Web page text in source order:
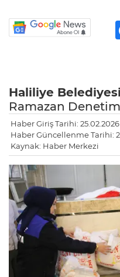
Haliliye
Ramazan
Haber Giriş Tarihi: 25.02.2026
Haber Güncellenme Tarihi:
Kaynak: Haber Merkezi